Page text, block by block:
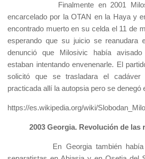
Finalmente en 2001
encarcelado por la OTAN en la Haya y
encontrado muerto en su celda el 11 de
esperando que su juicio se reanudara
denunció que Milosivic había
estaban intentando envenenarle. El
solicitó que se trasladara el
practicada allí la autopsia pero se denegó
https://es.wikipedia.org/wiki/
2003 Georgia. Revolución de las
En Georgia también había